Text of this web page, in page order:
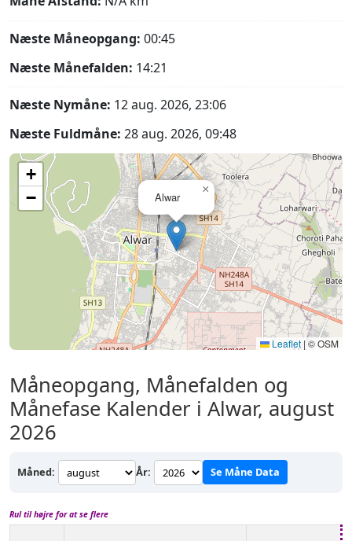
Næste Måneopgang: 00:45
Næste Månefalden: 14:21
Næste Nymåne: 12 aug. 2026, 23:06
Næste Fuldmåne: 28 aug. 2026, 09:48
Alwar
×
+
−
Leaflet | © OSM
Måneopgang, Månefalden og
Månefase Kalender i Alwar, august
2026
Måned: År: Se Måne Data
Rul til højre for at se flere